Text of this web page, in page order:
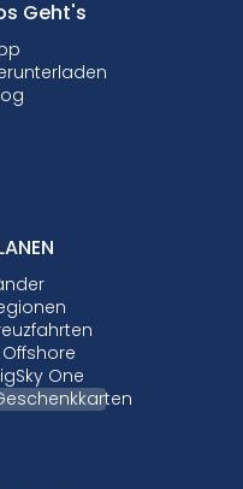
sperren, so
können.
meisten Ländern
mit
bei denen Ihr
Geht's
Offshore
One